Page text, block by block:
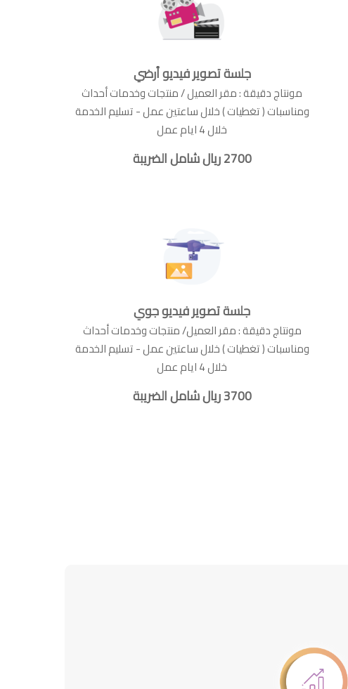
جلسة تصوير فيديو أرضي
مونتاج دقيقة : مقر العميل / منتجات وخدمات أحداث
ومناسبات ( تغطيات ) خلال ساعتين عمل - تسليم الخدمة
خلال 4 ايام عمل
2700 ريال شامل الضريبة
جلسة تصوير فيديو جوي
مونتاج دقيقة : مقر العميل/ منتجات وخدمات أحداث
ومناسبات ( تغطيات ) خلال ساعتين عمل - تسليم الخدمة
خلال 4 ايام عمل
3700 ريال شامل الضريبة